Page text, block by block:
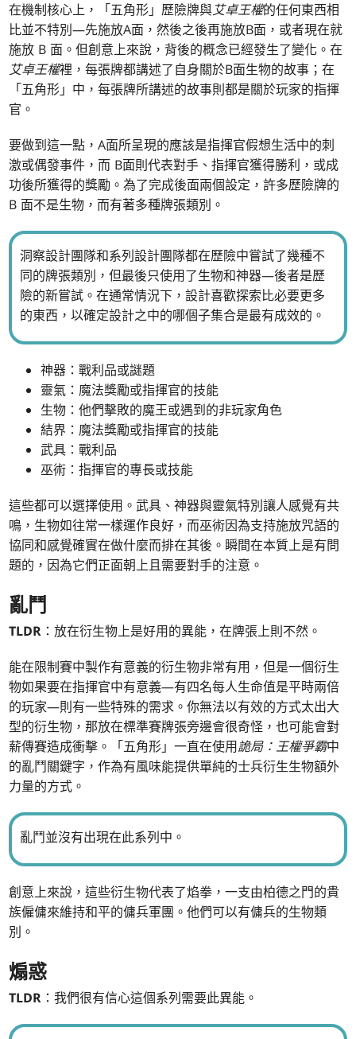
在機制核心上，「五角形」歷險牌與艾卓王權的任何東西相
比並不特別—先施放A面，然後之後再施放B面，或者現在就
施放 B 面。但創意上來說，背後的概念已經發生了變化。在
艾卓王權裡，每張牌都講述了自身關於B面生物的故事；在
「五角形」中，每張牌所講述的故事則都是關於玩家的指揮
官。
要做到這一點，A面所呈現的應該是指揮官假想生活中的刺
激或偶發事件，而 B面則代表對手、指揮官獲得勝利，或成
功後所獲得的獎勵。為了完成後面兩個設定，許多歷險牌的
B 面不是生物，而有著多種牌張類別。
洞察設計團隊和系列設計團隊都在歷險中嘗試了幾種不
同的牌張類別，但最後只使用了生物和神器—後者是歷
險的新嘗試。在通常情況下，設計喜歡探索比必要更多
的東西，以確定設計之中的哪個子集合是最有成效的。
神器：戰利品或謎題
靈氣：魔法獎勵或指揮官的技能
生物：他們擊敗的魔王或遇到的非玩家角色
結界：魔法獎勵或指揮官的技能
武具：戰利品
巫術：指揮官的專長或技能
這些都可以選擇使用。武具、神器與靈氣特別讓人感覺有共
鳴，生物如往常一樣運作良好，而巫術因為支持施放咒語的
協同和感覺確實在做什麼而排在其後。瞬間在本質上是有問
題的，因為它們正面朝上且需要對手的注意。
亂鬥
TLDR ：放在衍生物上是好用的異能，在牌張上則不然。
能在限制賽中製作有意義的衍生物非常有用，但是一個衍生
物如果要在指揮官中有意義—有四名每人生命值是平時兩倍
的玩家—則有一些特殊的需求。你無法以有效的方式太出大
型的衍生物，那放在標準賽牌張旁邊會很奇怪，也可能會對
薪傳賽造成衝擊。「五角形」一直在使用詭局：王權爭霸中
的亂鬥關鍵字，作為有風味能提供單純的士兵衍生生物額外
力量的方式。
亂鬥並沒有出現在此系列中。
創意上來說，這些衍生物代表了焰拳，一支由柏德之門的貴
族僱傭來維持和平的傭兵軍團。他們可以有傭兵的生物類
別。
煽惑
TLDR ：我們很有信心這個系列需要此異能。